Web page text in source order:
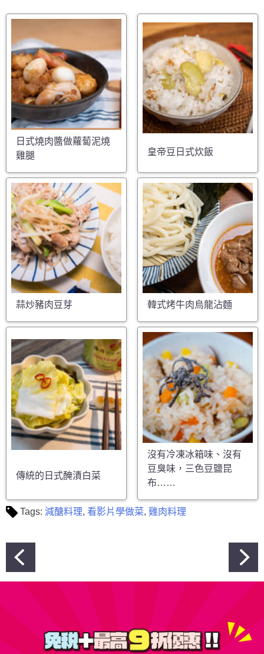
日式燒肉醬做蘿蔔泥燒
雞腿
皇帝豆日式炊飯
蒜炒豬肉豆芽 韓式烤牛肉烏龍沾麵
傳統的日式醃漬白菜
沒有冷凍冰箱味、沒有
豆臭味，三色豆鹽昆
布……
Tags: 減醣料理, 看影片學做菜, 雞肉料理
文
章